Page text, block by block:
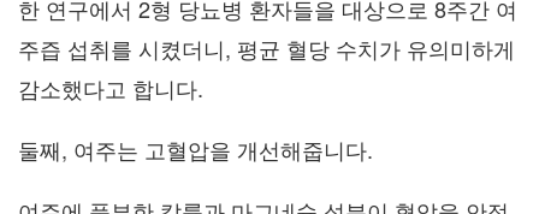
한 연구에서 2형 당뇨병 환자들을 대상으로 8주간 여
주즙 섭취를 시켰더니, 평균 혈당 수치가 유의미하게
감소했다고 합니다.
둘째, 여주는 고혈압을 개선해줍니다.